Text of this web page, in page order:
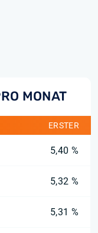
MONAT
ERSTER
5,40 %
5,32 %
5,31 %